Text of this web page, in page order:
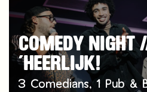
COMEDY NIGHT
´HEERLIJK!
3 Comedians, 1 Pub &